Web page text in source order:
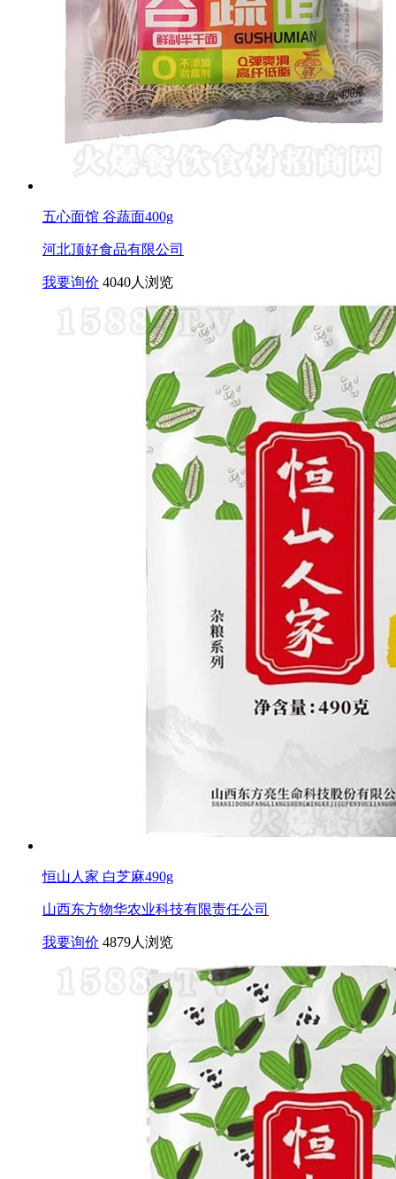
五心面馆 谷蔬面400g
河北顶好食品有限公司
我要询价 4040人浏览
恒山人家 白芝麻490g
山西东方物华农业科技有限责任公司
我要询价 4879人浏览